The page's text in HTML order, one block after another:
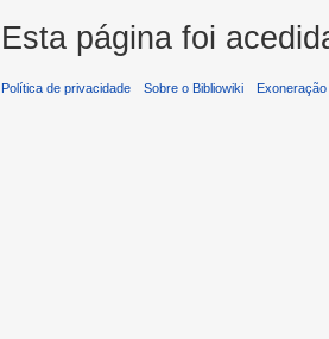
Esta página foi
Política de privacidade Sobre o Bibliowiki